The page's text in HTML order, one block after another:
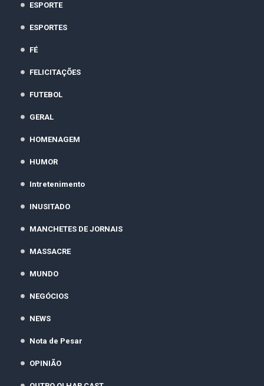
ESPORTE
ESPORTES
FÉ
FELICITAÇÕES
FUTEBOL
GERAL
HOMENAGEM
HUMOR
Intretenimento
INUSITADO
MANCHETES DE JORNAIS
MASSACRE
MUNDO
NEGÓCIOS
NEWS
Nota de Pesar
OPINIÃO